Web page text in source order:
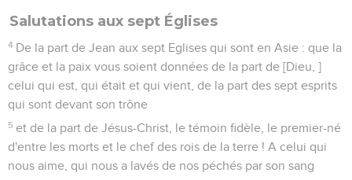
Salutations aux sept Églises
4 De la part de Jean aux sept Eglises qui sont en Asie : que la
grâce et la paix vous soient données de la part de [Dieu, ]
celui qui est, qui était et qui vient, de la part des sept esprits
qui sont devant son trône
5 et de la part de Jésus-Christ, le témoin fidèle, le premier-né
d'entre les morts et le chef des rois de la terre ! A celui qui
nous aime, qui nous a lavés de nos péchés par son sang